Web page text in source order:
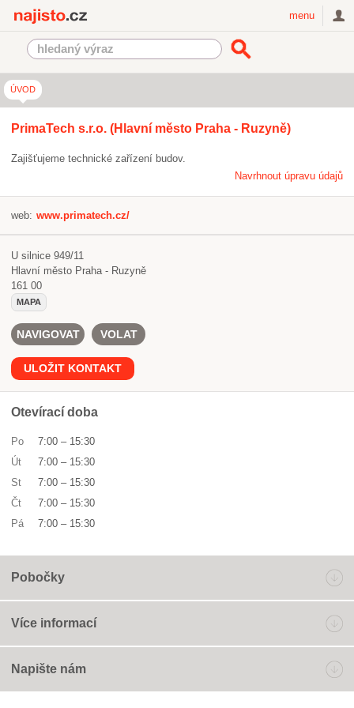
menu
ÚVOD
PrimaTech s.r.o. (Hlavní město Praha - Ruzyně)
Zajišťujeme technické zařízení budov.
Navrhnout úpravu údajů
web: www.primatech.cz/
U silnice 949/11
Hlavní město Praha - Ruzyně
161 00
MAPA
NAVIGOVAT VOLAT
ULOŽIT KONTAKT
Otevírací doba
Po 7:00 – 15:30
Út
7:00 – 15:30
St
7:00 – 15:30
Čt
7:00 – 15:30
Pá
7:00 – 15:30
Pobočky
Více informací
Napište nám